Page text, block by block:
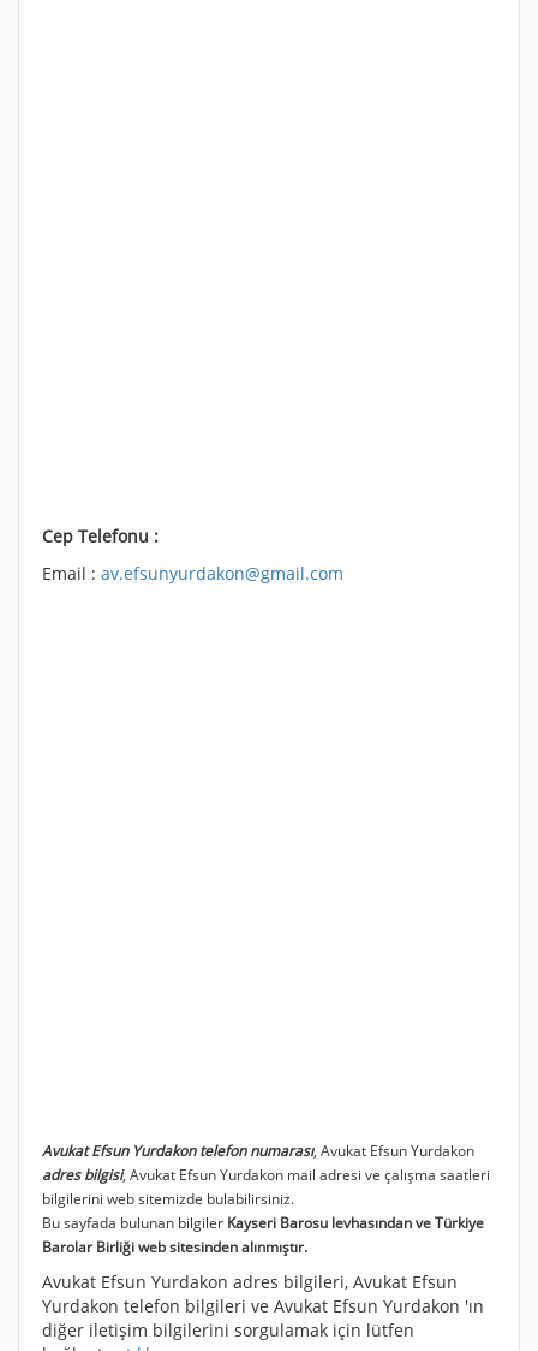
Cep Telefonu :
Email : av.efsunyurdakon@gmail.com
Avukat Efsun Yurdakon telefon numarası, Avukat Efsun Yurdakon
adres bilgisi, Avukat Efsun Yurdakon mail adresi ve çalışma saatleri
bilgilerini web sitemizde bulabilirsiniz.
Bu sayfada bulunan bilgiler Kayseri Barosu levhasından ve Türkiye
Barolar Birliği web sitesinden alınmıştır.
Avukat Efsun Yurdakon adres bilgileri, Avukat Efsun
Yurdakon telefon bilgileri ve Avukat Efsun Yurdakon 'ın
diğer iletişim bilgilerini sorgulamak için lütfen